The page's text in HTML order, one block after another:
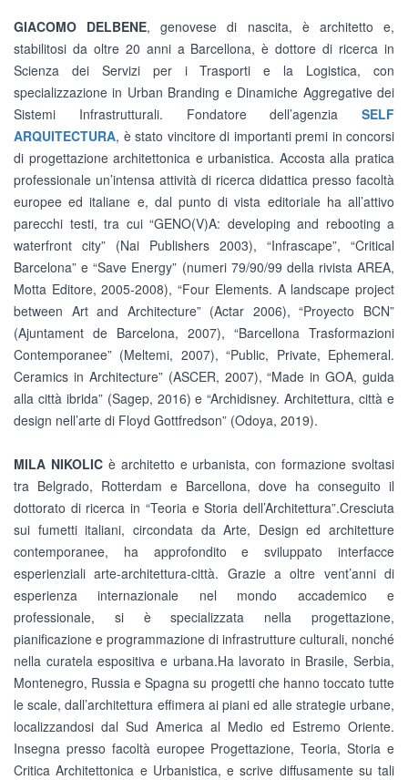
GIACOMO DELBENE, genovese di nascita, è architetto e,
stabilitosi da oltre 20 anni a Barcellona, è dottore di ricerca in
Scienza dei Servizi per i Trasporti e la Logistica, con
specializzazione in Urban Branding e Dinamiche Aggregative dei
Sistemi Infrastrutturali. Fondatore dell’agenzia SELF
ARQUITECTURA, è stato vincitore di importanti premi in concorsi
di progettazione architettonica e urbanistica. Accosta alla pratica
professionale un’intensa attività di ricerca didattica presso facoltà
europee ed italiane e, dal punto di vista editoriale ha all’attivo
parecchi testi, tra cui “GENO(V)A: developing and rebooting a
waterfront city” (Nai Publishers 2003), “Infrascape”, “Critical
Barcelona” e “Save Energy” (numeri 79/90/99 della rivista AREA,
Motta Editore, 2005-2008), “Four Elements. A landscape project
between Art and Architecture” (Actar 2006), “Proyecto BCN”
(Ajuntament de Barcelona, 2007), “Barcellona Trasformazioni
Contemporanee” (Meltemi, 2007), “Public, Private, Ephemeral.
Ceramics in Architecture” (ASCER, 2007), “Made in GOA, guida
alla città ibrida” (Sagep, 2016) e “Archidisney. Architettura, città e
design nell’arte di Floyd Gottfredson” (Odoya, 2019).
MILA NIKOLICè architetto e urbanista, con formazione svoltasi
tra Belgrado, Rotterdam e Barcellona, dove ha conseguito il
dottorato di ricerca in “Teoria e Storia dell’Architettura”.Cresciuta
sui fumetti italiani, circondata da Arte, Design ed architetture
contemporanee, ha approfondito e sviluppato interfacce
esperienziali arte-architettura-città. Grazie a oltre vent’anni di
esperienza internazionale nel mondo accademico e
professionale, si è specializzata nella progettazione,
pianificazione e programmazione di infrastrutture culturali, nonché
nella curatela espositiva e urbana.Ha lavorato in Brasile, Serbia,
Montenegro, Russia e Spagna su progetti che hanno toccato tutte
le scale, dall’architettura effimera ai piani ed alle strategie urbane,
localizzandosi dal Sud America al Medio ed Estremo Oriente.
Insegna presso facoltà europee Progettazione, Teoria, Storia e
Critica Architettonica e Urbanistica, e scrive diffusamente su tali